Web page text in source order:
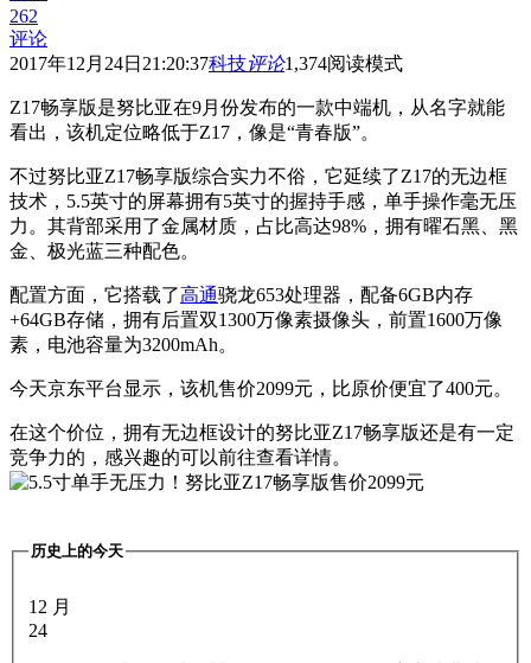
262
评论
2017年12月24日21:20:37科技评论1,374阅读模式
Z17畅享版是努比亚在9月份发布的一款中端机，从名字就能
看出，该机定位略低于Z17，像是“青春版”。
不过努比亚Z17畅享版综合实力不俗，它延续了Z17的无边框
技术，5.5英寸的屏幕拥有5英寸的握持手感，单手操作毫无压
力。其背部采用了金属材质，占比高达98%，拥有曜石黑、黑
金、极光蓝三种配色。
配置方面，它搭载了高通骁龙653处理器，配备6GB内存
+64GB存储，拥有后置双1300万像素摄像头，前置1600万像
素，电池容量为3200mAh。
今天京东平台显示，该机售价2099元，比原价便宜了400元。
在这个价位，拥有无边框设计的努比亚Z17畅享版还是有一定
竞争力的，感兴趣的可以前往查看详情。
历史上的今天
12 月
24